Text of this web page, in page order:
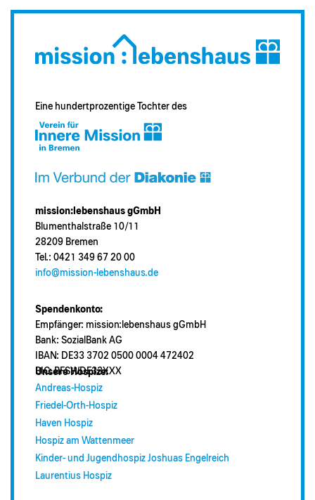
Eine hundertprozentige Tochter des
mission:lebenshaus gGmbH
Blumenthalstraße 10/11
28209 Bremen
Tel.: 0421 349 67 20 00
info@mission-lebenshaus.de
Spendenkonto:
Empfänger: mission:lebenshaus gGmbH
Bank: SozialBank AG
IBAN: DE33 3702 0500 0004 472402
BIC: BFSWDE33XXX
Unsere Hospize:
Andreas-Hospiz
Friedel-Orth-Hospiz
Haven Hospiz
Hospiz am Wattenmeer
Kinder- und Jugendhospiz Joshuas Engelreich
Laurentius Hospiz